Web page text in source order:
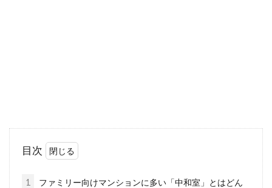
資金計画を立てておこう！
目次
1
ファミリー向けマンションに多い「中和室」とはどん